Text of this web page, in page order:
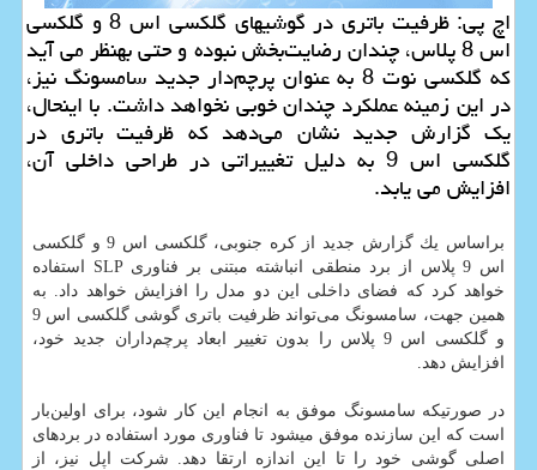
اچ پی: ظرفیت باتری در گوشی‎های گلكسی اس 8 و گلكسی
اس 8 پلاس، چندان رضایت‌بخش نبوده و حتی به‎نظر می آید
كه گلكسی نوت 8 به عنوان پرچم‌دار جدید سامسونگ نیز،
در این زمینه عملكرد چندان خوبی نخواهد داشت. با این‎حال،
یك گزارش جدید نشان می‌‏دهد كه ظرفیت باتری در
گلكسی اس 9 به دلیل تغییراتی در طراحی داخلی آن،
افزایش می یابد.
براساس یك گزارش جدید از كره جنوبی، گلكسی اس 9 و گلكسی
اس 9 پلاس از برد منطقی انباشته مبتنی بر فناوری SLP استفاده
خواهد كرد كه فضای داخلی این دو مدل را افزایش خواهد داد. به
همین جهت، سامسونگ می‌تواند ظرفیت باتری گوشی گلكسی اس 9
و گلكسی اس 9 پلاس را بدون تغییر ابعاد پرچم‌داران جدید خود،
افزایش دهد.
در صورتی‎كه سامسونگ موفق به انجام این كار شود، برای اولین‌بار
است كه این سازنده موفق می‎شود تا فناوری مورد استفاده در بردهای
اصلی گوشی خود را تا این اندازه ارتقا دهد. شركت اپل نیز، از